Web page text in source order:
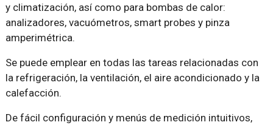
y climatización, así como para bombas de calor:
analizadores, vacuómetros, smart probes y pinza
amperimétrica.
Se puede emplear en todas las tareas relacionadas con
la refrigeración, la ventilación, el aire acondicionado y la
calefacción.
De fácil configuración y menús de medición intuitivos,